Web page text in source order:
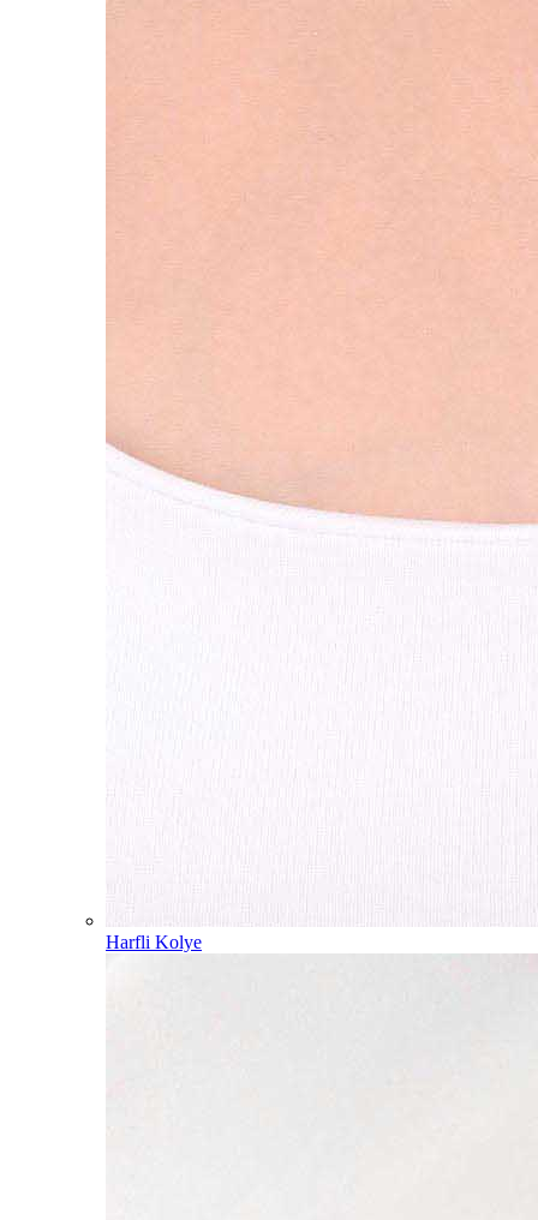
Harfli Kolye